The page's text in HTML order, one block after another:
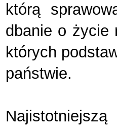
którą
dbanie o życie
których
państwie.